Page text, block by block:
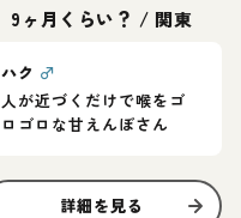
9ヶ月くらい？ / 関東
ハク ♂
人が近づくだけで喉をゴ
ロゴロな甘えんぼさん
詳細を見る